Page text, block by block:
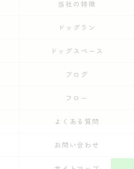
当社の特徴
ドッグラン
ドッグスペース
ブログ
フロー
よくある質問
お問い合わせ